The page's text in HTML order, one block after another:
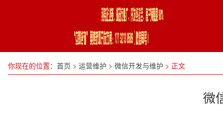
你现在的位置： 首页 > 运营维护 > 微信开发与维护 > 正文
微